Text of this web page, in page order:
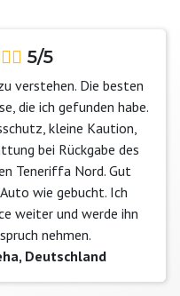
5/5
verstehen. Die besten
die ich gefunden habe.
kleine Kaution,
bei Rückgabe des
Teneriffa Nord. Gut
wie gebucht. Ich
weiter und werde ihn
nehmen.
Deutschland